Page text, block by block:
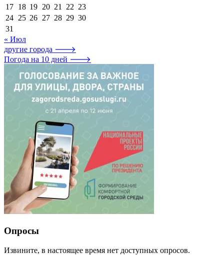
17 18 19 20 21 22 23
24 25 26 27 28 29 30
31
« Июл
другие города 🡒
Погода на 10 дней 🡒
Опросы
Извините, в настоящее время нет доступных опросов.